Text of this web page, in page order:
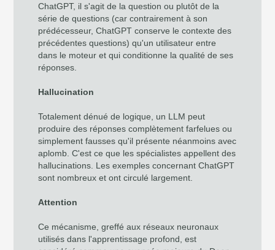
ChatGPT, il s'agit de la question ou plutôt de la
série de questions (car contrairement à son
prédécesseur, ChatGPT conserve le contexte des
précédentes questions) qu'un utilisateur entre
dans le moteur et qui conditionne la qualité de ses
réponses.
Hallucination
Totalement dénué de logique, un LLM peut
produire des réponses complètement farfelues ou
simplement fausses qu'il présente néanmoins avec
aplomb. C'est ce que les spécialistes appellent des
hallucinations. Les exemples concernant ChatGPT
sont nombreux et ont circulé largement.
Attention
Ce mécanisme, greffé aux réseaux neuronaux
utilisés dans l'apprentissage profond, est